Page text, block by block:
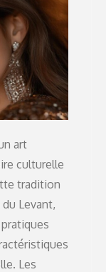
art
culturelle
tradition
Levant,
Les